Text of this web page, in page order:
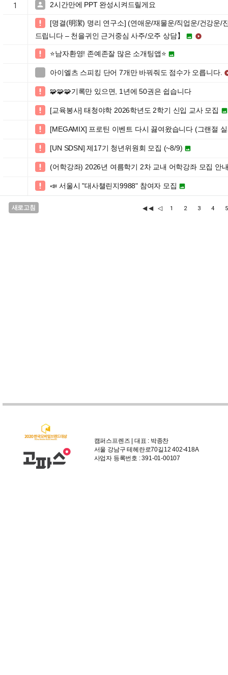
1  2시간만에 PPT 완성시켜드릴게요

[명결(明潔) 명리 연구소] (연애운/재물운/직업운/건강운/
드립니다 – 천을귀인 근거중심 사주/오주 상담】
 
 ⭐️남자환영! 존예존잘 많은 소개팅앱⭐️ 
아이엘츠 스피킹 단어 7개만 바꿔줘도 점수가 오릅니다.
 🧩🧩🧩기록만 있으면, 1년에 50권은 쉽습니다
 [교육봉사] 태청야학 2026학년도 2학기 신입 교사 모집 
 [MEGAMIX] 프로틴 이벤트 다시 끓여왔습니다 (그랜절
 [UN SDSN] 제17기 청년위원회 모집 (~8/9) 
 (어학강좌) 2026년 여름학기 2차 교내 어학강좌 모집 안
 📣 서울시 "대사챌린지9988" 참여자 모집 
새로고침 ◀◀ ◁ 1 2 3 4
캠퍼스프렌즈 | 대표 : 박종찬
서울 강남구 테헤란로70길12 402-418A
사업자 등록번호 : 391-01-00107